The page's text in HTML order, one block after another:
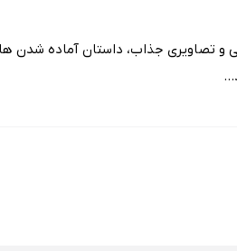
و تصاویری جذاب، داستان آماده شدن